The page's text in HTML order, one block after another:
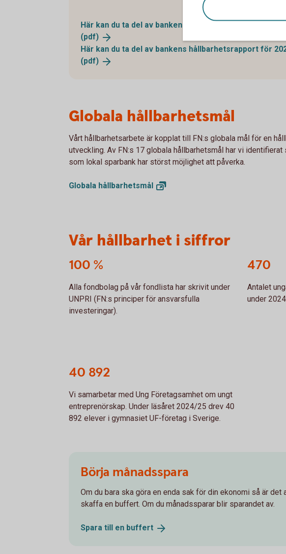
Här kan du ta del av bankens hållbarhetsrapport för
(pdf)
Här kan du ta del av bankens hållbarhetsrapport för
(pdf)
Globala hållbarhetsmål
Vårt hållbarhetsarbete är kopplat till FN:s globala mål för en
utveckling. Av FN:s 17 globala hållbarhetsmål har vi identifierat
som lokal sparbank har störst möjlighet att påverka.
Globala hållbarhetsmål
Vår hållbarhet i siffror
100 %
Alla fondbolag på vår fondlista har skrivit under
UNPRI (FN:s principer för ansvarsfulla
investeringar).
470
Antalet
under
40 892
Vi samarbetar med Ung Företagsamhet om ungt
entreprenörskap. Under läsåret 2024/25 drev 40
892 elever i gymnasiet UF-företag i Sverige.
Börja månadsspara
Om du bara ska göra en enda sak för din ekonomi så är det
skaffa en buffert. Om du månadssparar blir sparandet av.
Spara till en buffert